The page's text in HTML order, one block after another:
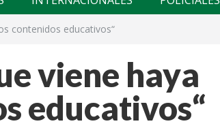
contenidos educativos“
viene haya
educativos“